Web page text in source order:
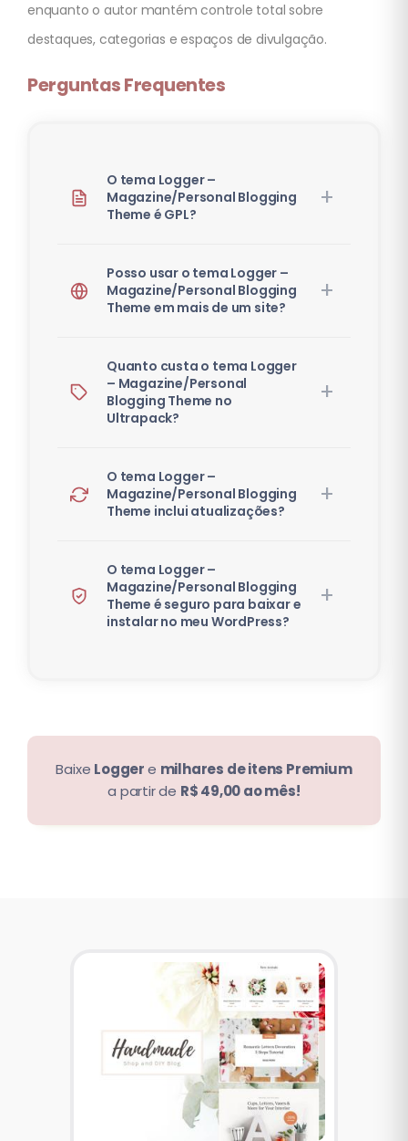
enquanto o autor mantém controle total sobre
destaques, categorias e espaços de divulgação.
Perguntas Frequentes
O tema Logger –
Magazine/Personal Blogging
Theme é GPL?
Posso usar o tema Logger –
Magazine/Personal Blogging
Theme em mais de um site?
Quanto custa o tema Logger
– Magazine/Personal
Blogging Theme no
Ultrapack?
O tema Logger –
Magazine/Personal Blogging
Theme inclui atualizações?
O tema Logger –
Magazine/Personal Blogging
Theme é seguro para baixar e
instalar no meu WordPress?
Baixe Loggere milhares de itens Premium
a partir de R$ 49,00 ao mês!